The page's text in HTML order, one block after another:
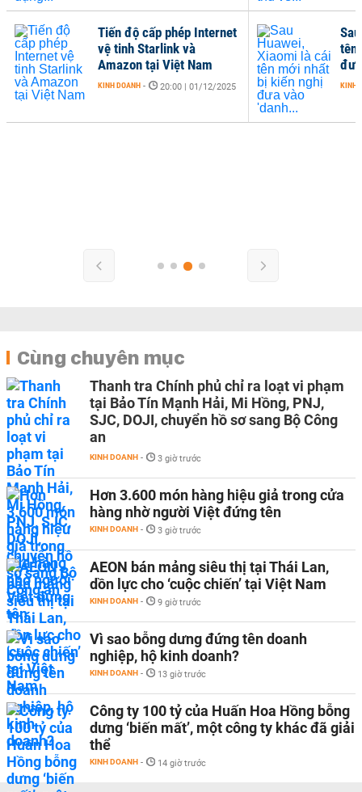
tên
KINH
Tiến độ cấp phép Internet
vệ tinh Starlink và
Amazon tại Việt Nam
KINH DOANH - 20:00 | 01/12/2025
Cùng chuyên mục
Thanh tra Chính phủ chỉ ra loạt vi phạm
tại Bảo Tín Mạnh Hải, Mi Hồng, PNJ,
SJC, DOJI, chuyển hồ sơ sang Bộ Công
an
KINH DOANH - 3 giờ trước
Hơn 3.600 món hàng hiệu giả trong cửa
hàng nhờ người Việt đứng tên
KINH DOANH - 3 giờ trước
AEON bán mảng siêu thị tại Thái Lan,
dồn lực cho ‘cuộc chiến’ tại Việt Nam
KINH DOANH - 9 giờ trước
Vì sao bỗng dưng đứng tên doanh
nghiệp, hộ kinh doanh?
KINH DOANH - 13 giờ trước
Công ty 100 tỷ của Huấn Hoa Hồng bỗng
dưng ‘biến mất’, một công ty khác đã giải
thể
KINH DOANH - 14 giờ trước